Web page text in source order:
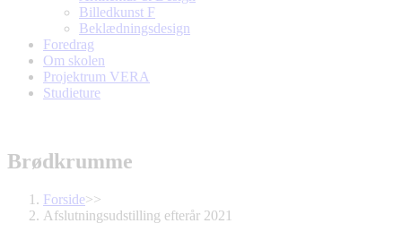
Billedkunst F
Beklædningsdesign
Foredrag
Om skolen
Projektrum VERA
Studieture
Brødkrumme
Forside>>
Afslutningsudstilling efterår 2021